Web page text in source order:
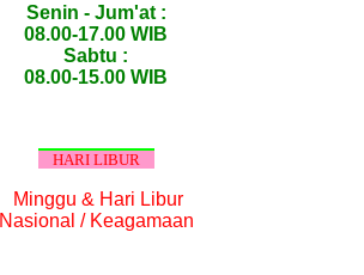
Senin - Jum'at :
08.00-17.00 WIB
Sabtu :
08.00-15.00 WIB
HARI LIBUR
Minggu & Hari Libur
Nasional / Keagamaan